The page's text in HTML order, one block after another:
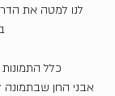
לנו למטה את
כלל
אבני החן שבתמונה